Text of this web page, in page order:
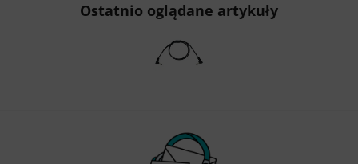
Ostatnio oglądane artykuły